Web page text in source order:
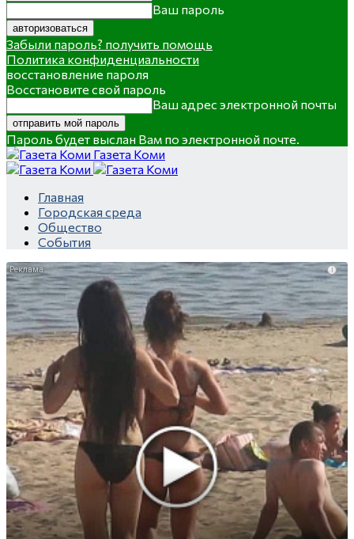
Ваш пароль
Забыли пароль? получить помощь
Политика конфиденциальности
восстановление пароля
Восстановите свой пароль
Ваш адрес электронной почты
Пароль будет выслан Вам по электронной почте.
Газета Коми
Главная
Городская среда
Общество
События
i